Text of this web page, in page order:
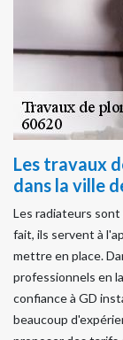
Les travaux
dans la ville
Les radiateurs
fait, ils servent à
mettre en place.
professionnels en
confiance à GD
beaucoup